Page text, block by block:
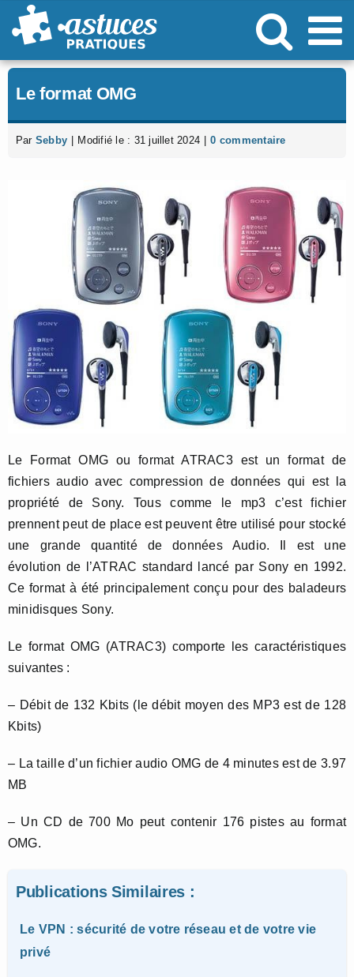
Passer
au
Le format OMG
Par Sebby Modifié le : 31 juillet 2024 0 commentaire
Le Format OMG ou format ATRAC3 est un format de
fichiers audio avec compression de données qui est la
propriété de Sony. Tous comme le mp3 c’est fichier
prennent peut de place est peuvent être utilisé pour stocké
une grande quantité de données Audio. Il est une
évolution de l’ATRAC standard lancé par Sony en 1992.
Ce format à été principalement conçu pour des baladeurs
minidisques Sony.
Le format OMG (ATRAC3) comporte les caractéristiques
suivantes :
– Débit de 132 Kbits (le débit moyen des MP3 est de 128
Kbits)
– La taille d’un fichier audio OMG de 4 minutes est de 3.97
MB
– Un CD de 700 Mo peut contenir 176 pistes au format
OMG.
Publications Similaires :
Le VPN : sécurité de votre réseau et de votre vie
privé